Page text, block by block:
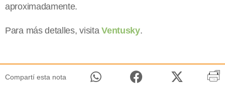
aproximadamente.
Para más detalles, visitaVentusky.
Compartí esta nota